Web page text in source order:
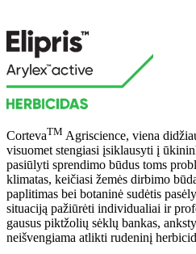
CortevaTM Agriscience, viena
visuomet stengiasi įsiklausyti į
pasiūlyti sprendimo būdus toms
klimatas, keičiasi žemės dirbimo
paplitimas bei botaninė sudėtis
situaciją pažiūrėti individualiai ir
gausus piktžolių sėklų bankas,
neišvengiama atlikti rudeninį